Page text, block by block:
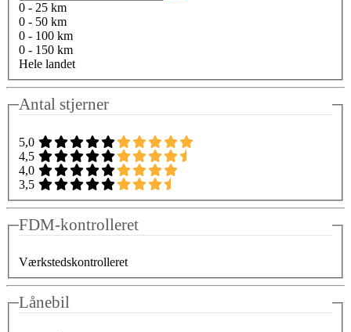
0 - 25 km
0 - 50 km
0 - 100 km
0 - 150 km
Hele landet
Antal stjerner
5,0
4,5
4,0
3,5
FDM-kontrolleret
Værkstedskontrolleret
Lånebil